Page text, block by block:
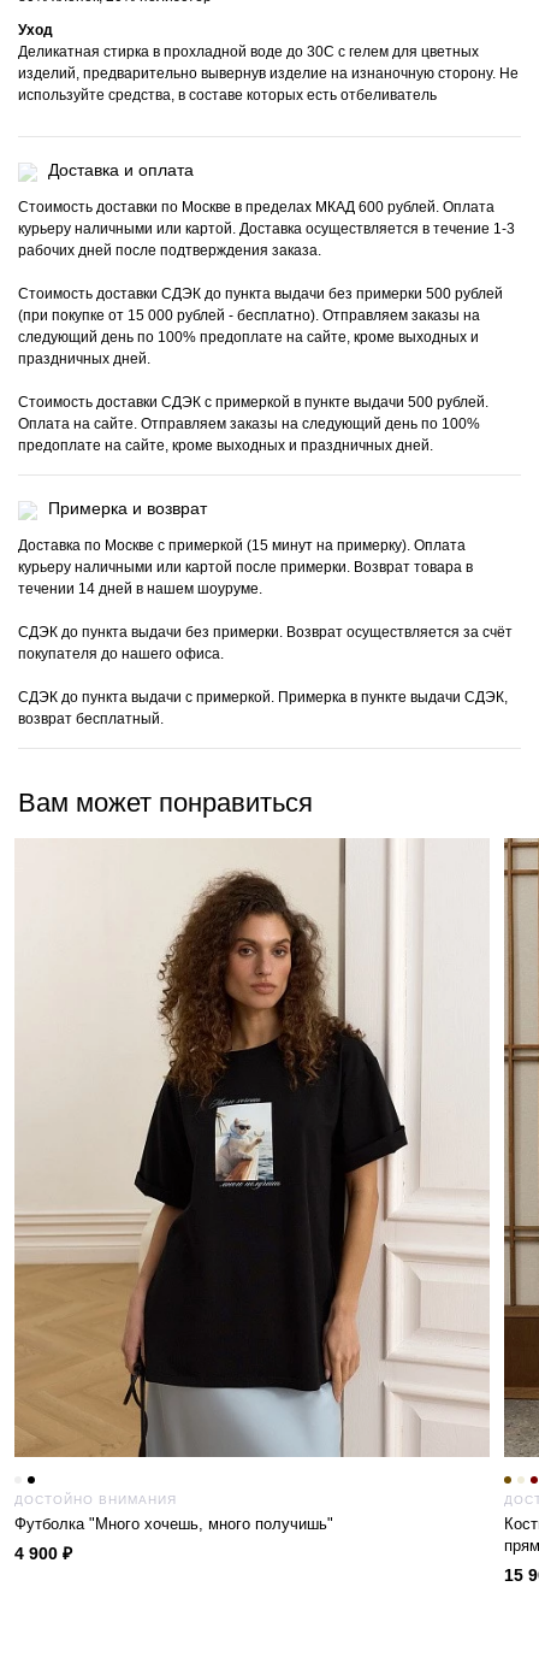
Уход
Деликатная стирка в прохладной воде до 30С с гелем для цветных
изделий, предварительно вывернув изделие на изнаночную сторону. Не
используйте средства, в составе которых есть отбеливатель
Доставка и оплата
Стоимость доставки по Москве в пределах МКАД 600 рублей. Оплата
курьеру наличными или картой. Доставка осуществляется в течение 1-3
рабочих дней после подтверждения заказа.
Стоимость доставки СДЭК до пункта выдачи без примерки 500 рублей
(при покупке от 15 000 рублей - бесплатно). Отправляем заказы на
следующий день по 100% предоплате на сайте, кроме выходных и
праздничных дней.
Стоимость доставки СДЭК с примеркой в пункте выдачи 500 рублей.
Оплата на сайте. Отправляем заказы на следующий день по 100%
предоплате на сайте, кроме выходных и праздничных дней.
Примерка и возврат
Доставка по Москве с примеркой (15 минут на примерку). Оплата
курьеру наличными или картой после примерки. Возврат товара в
течении 14 дней в нашем шоуруме.
СДЭК до пункта выдачи без примерки. Возврат осуществляется за счёт
покупателя до нашего офиса.
СДЭК до пункта выдачи с примеркой. Примерка в пункте выдачи СДЭК,
возврат бесплатный.
Вам может понравиться
ДОСТОЙНО ВНИМАНИЯ
Футболка "Много хочешь, много получишь"
4 900 ₽
15